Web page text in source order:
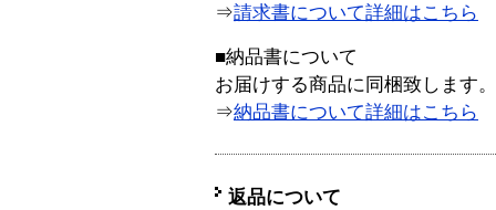
⇒請求書について詳細はこちら
■納品書について
お届けする商品に同梱致します。
⇒納品書について詳細はこちら
返品について